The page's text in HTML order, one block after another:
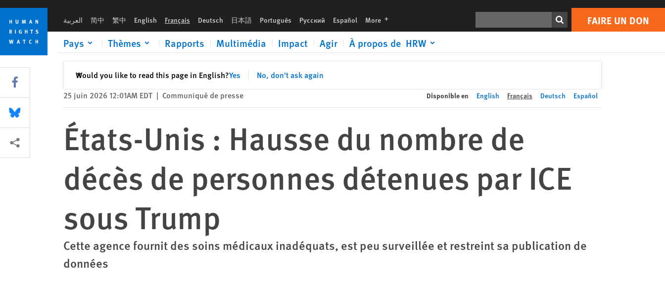
Skip
cookie
privacy
notice
Skip
main
content
العربية 简中 繁中 English Français Deutsch 日本語 Português Русский Español More languages FAIRE UN DON
Pays Thèmes Rapports Multimédia Impact Agir À propos de HRW
Would you like to read this page in English?Yes No, don't ask again
✕Fermer
Print FAIRE UN DON
25 juin 2026 12:01AM EDT | Communiqué de presse Disponible en English Français Deutsch Español
États-Unis : Hausse du nombre de
décès de personnes détenues par ICE
sous Trump
Cette agence fournit des soins médicaux inadéquats, est peu surveillée et restreint sa publication de
données
Share this via Facebook
Share this via Bluesky
Share this via Partagez